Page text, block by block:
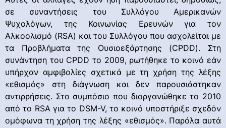
σε συναντήσεις του Συλλόγου Αμερικανών
Ψυχολόγων, της Κοινωνίας Ερευνών για τον
Αλκοολισμό (RSA) και του Συλλόγου που ασχολείται με
τα Προβλήματα της Ουσιοεξάρτησης (CPDD). Στη
συνάντηση του CPDD το 2009, ρωτήθηκε το κοινό εάν
υπήρχαν αμφιβολίες σχετικά με τη χρήση της λέξης
«εθισμός» στη διάγνωση και δεν παρουσιάστηκαν
αντιρρήσεις. Στο συμπόσιο που διοργανώθηκε το 2010
από το RSA για το DSM-V, το κοινό υποστήριξε σχεδόν
ομόφωνα τη χρήση της λέξης «εθισμός». Παρόλα αυτά